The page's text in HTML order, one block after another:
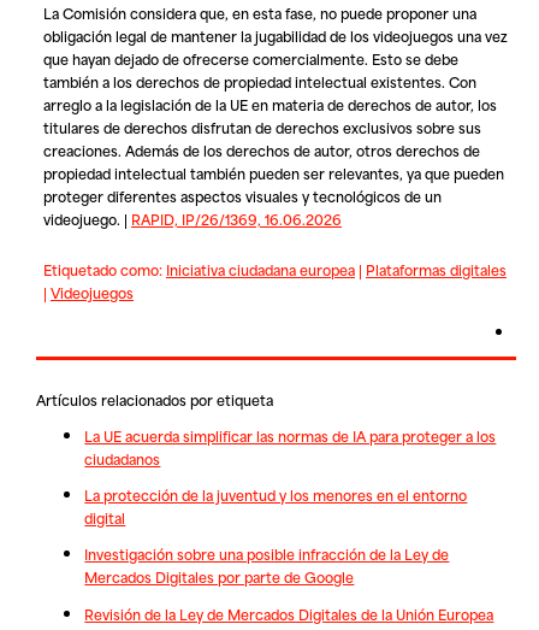
La Comisión considera que, en esta fase, no puede proponer una
obligación legal de mantener la jugabilidad de los videojuegos una vez
que hayan dejado de ofrecerse comercialmente. Esto se debe
también a los derechos de propiedad intelectual existentes. Con
arreglo a la legislación de la UE en materia de derechos de autor, los
titulares de derechos disfrutan de derechos exclusivos sobre sus
creaciones. Además de los derechos de autor, otros derechos de
propiedad intelectual también pueden ser relevantes, ya que pueden
proteger diferentes aspectos visuales y tecnológicos de un
videojuego. | RAPID, IP/26/1369, 16.06.2026
Etiquetado como: Iniciativa ciudadana europea| Plataformas digitales
| Videojuegos
Artículos relacionados por etiqueta
La UE acuerda simplificar las normas de IA para proteger a los
ciudadanos
La protección de la juventud y los menores en el entorno
digital
Investigación sobre una posible infracción de la Ley de
Mercados Digitales por parte de Google
Revisión de la Ley de Mercados Digitales de la Unión Europea